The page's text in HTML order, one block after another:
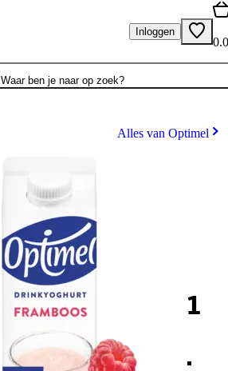
Inloggen
Waar ben je naar op zoek?
Alles van Optimel
1
.